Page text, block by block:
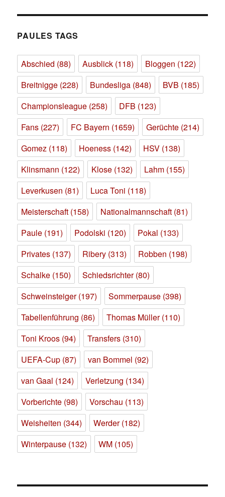
PAULES TAGS
Abschied (88) Ausblick (118) Bloggen (122)
Breitnigge (228) Bundesliga (848) BVB (185)
Championsleague (258) DFB (123)
Fans (227) FC Bayern (1659) Gerüchte (214)
Gomez (118) Hoeness (142) HSV (138)
Klinsmann (122) Klose (132) Lahm (155)
Leverkusen (81) Luca Toni (118)
Meisterschaft (158) Nationalmannschaft (81)
Paule (191) Podolski (120) Pokal (133)
Privates (137) Ribery (313) Robben (198)
Schalke (150) Schiedsrichter(80)
Schweinsteiger(197) Sommerpause (398)
Tabellenführung (86) Thomas Müller(110)
Toni Kroos (94) Transfers (310)
UEFA-Cup (87) van Bommel (92)
van Gaal (124) Verletzung (134)
Vorberichte (98) Vorschau (113)
Weisheiten (344) Werder(182)
Winterpause (132) WM (105)